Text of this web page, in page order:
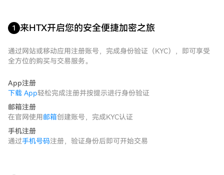
1 来HTX开启您的安全便捷加密之旅
通过网站或移动应用注册账号，完成身份验证（KYC），即可享受
全方位的购买与交易服务。
App注册
下载 App轻松完成注册并按提示进行身份验证
邮箱注册
在官网使用 邮箱创建账号，完成KYC认证
手机注册
通过手机号码注册，验证身份后即可开始交易